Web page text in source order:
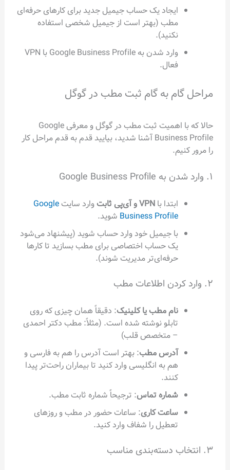
ایجاد یک حساب جیمیل جدید برای کارهای حرفه‌ای
مطب (بهتر است از جیمیل شخصی استفاده
نکنید).
وارد شدن به Google Business Profile با VPN
فعال.
مراحل گام به گام ثبت مطب در گوگل
حالا که با اهمیت ثبت مطب در گوگل و معرفی Google
Business Profile آشنا شدید، بیایید قدم به قدم مراحل کار
را مرور کنیم.
۱. وارد شدن به Google Business Profile
ابتدا با VPN و آی‌پی ثابت وارد سایت Google
Business Profile شوید.
با جیمیل خود وارد حساب شوید (پیشنهاد می‌شود
یک حساب اختصاصی برای مطب بسازید تا کارها
حرفه‌ای‌تر مدیریت شوند).
۲. وارد کردن اطلاعات مطب
نام مطب یا کلینیک: دقیقاً همان چیزی که روی
تابلو نوشته شده است. (مثلاً: مطب دکتر احمدی
– متخصص قلب)
آدرس مطب: بهتر است آدرس را هم به فارسی و
هم به انگلیسی وارد کنید تا بیماران راحت‌تر پیدا
کنند.
شماره تماس: ترجیحاً شماره ثابت مطب.
ساعت کاری: ساعات حضور در مطب و روزهای
تعطیل را شفاف وارد کنید.
۳. انتخاب دسته‌بندی مناسب